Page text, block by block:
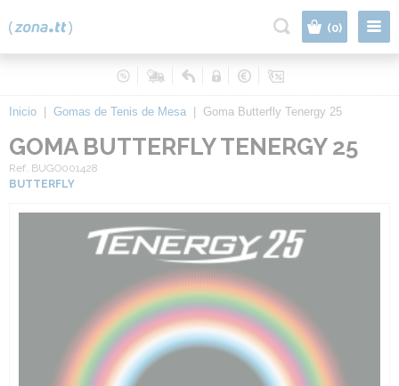
(0)
Inicio Gomas de Tenis de Mesa Goma Butterfly Tenergy 25
GOMA BUTTERFLY TENERGY 25
Ref. BUGO001428
BUTTERFLY